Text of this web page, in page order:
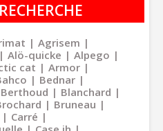
Agrisem
Alö-quicke
Alpego
cat
Armor
Bednar
Berthoud
Blanchard
Bruneau
Carré